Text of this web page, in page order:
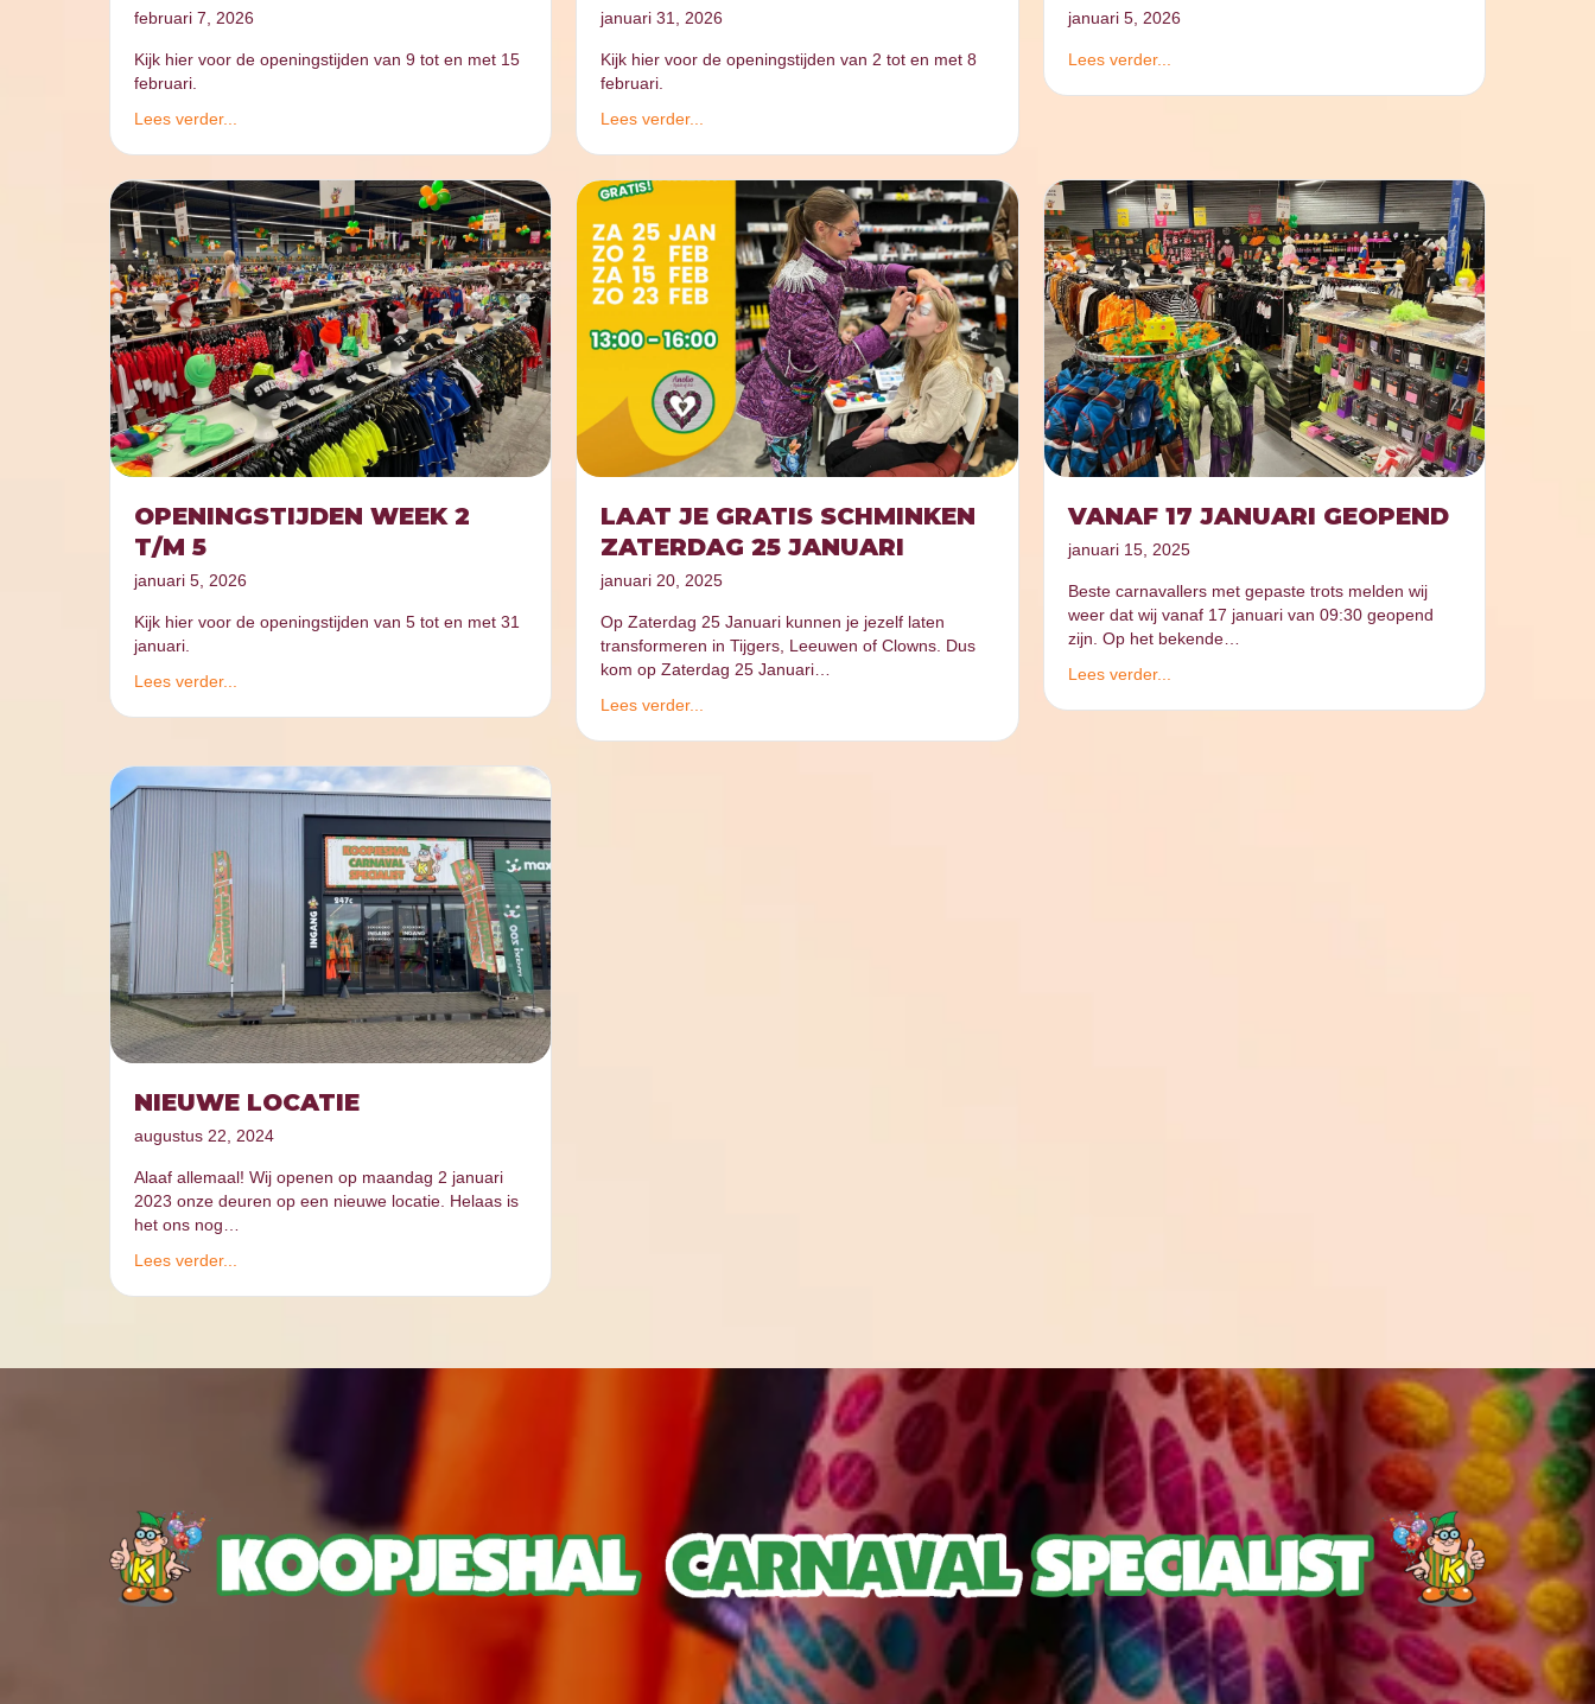
februari 7, 2026
Kijk hier voor de openingstijden van 9 tot en met 15
februari.
Lees verder...
januari 31, 2026
Kijk hier voor de openingstijden van 2 tot en met 8
februari.
Lees verder...
januari 5, 2026
Lees verder...
OPENINGSTIJDEN WEEK 2
T/M 5
januari 5, 2026
Kijk hier voor de openingstijden van 5 tot en met 31
januari.
Lees verder...
LAAT JE GRATIS SCHMINKEN
ZATERDAG 25 JANUARI
januari 20, 2025
Op Zaterdag 25 Januari kunnen je jezelf laten
transformeren in Tijgers, Leeuwen of Clowns. Dus
kom op Zaterdag 25 Januari…
Lees verder...
VANAF 17 JANUARI GEOPEND
januari 15, 2025
Beste carnavallers met gepaste trots melden wij
weer dat wij vanaf 17 januari van 09:30 geopend
zijn. Op het bekende…
Lees verder...
NIEUWE LOCATIE
augustus 22, 2024
Alaaf allemaal! Wij openen op maandag 2 januari
2023 onze deuren op een nieuwe locatie. Helaas is
het ons nog…
Lees verder...